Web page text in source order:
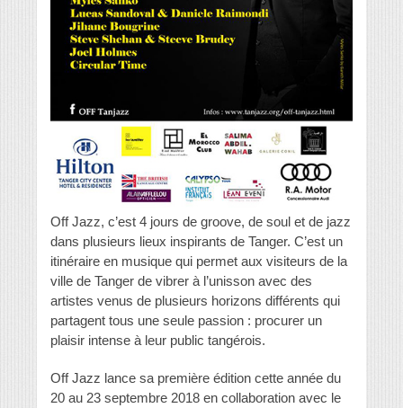
Off Jazz, c’est 4 jours de groove, de soul et de jazz
dans plusieurs lieux inspirants de Tanger. C’est un
itinéraire en musique qui permet aux visiteurs de la
ville de Tanger de vibrer à l’unisson avec des
artistes venus de plusieurs horizons différents qui
partagent tous une seule passion : procurer un
plaisir intense à leur public tangérois.
Off Jazz lance sa première édition cette année du
20 au 23 septembre 2018 en collaboration avec le